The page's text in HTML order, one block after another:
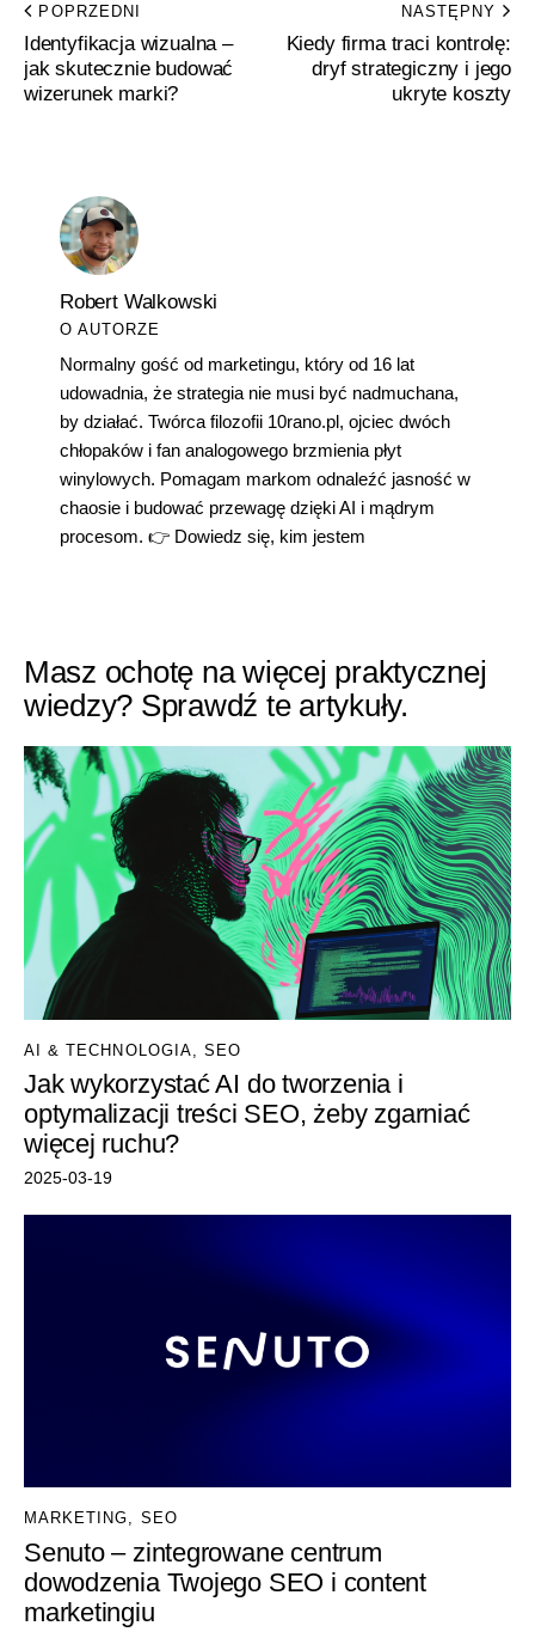
POPRZEDNI
Identyfikacja wizualna –
jak skutecznie budować
wizerunek marki?
NASTĘPNY
Kiedy firma traci kontrolę:
dryf strategiczny i jego
ukryte koszty
Robert Walkowski
O AUTORZE
Normalny gość od marketingu, który od 16 lat
udowadnia, że strategia nie musi być nadmuchana,
by działać. Twórca filozofii 10rano.pl, ojciec dwóch
chłopaków i fan analogowego brzmienia płyt
winylowych. Pomagam markom odnaleźć jasność w
chaosie i budować przewagę dzięki AI i mądrym
procesom. 👉 Dowiedz się, kim jestem
Masz ochotę na więcej praktycznej
wiedzy? Sprawdź te artykuły.
AI & TECHNOLOGIA SEO
Jak wykorzystać AI do tworzenia i
optymalizacji treści SEO, żeby zgarniać
więcej ruchu?
2025-03-19
MARKETING, SEO
Senuto – zintegrowane centrum
dowodzenia Twojego SEO i content
marketingiu